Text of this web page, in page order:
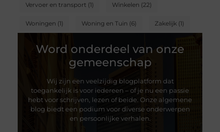
Vervoer en transport (1) Winkelen (22)
Woningen (1) Woning en Tuin (6) Zakelijk (1)
Word onderdeel van onze
gemeenschap
Wij zijn een veelzijdig blogplatform dat
toegankelijk is voor iedereen – of je nu een passie
hebt voor schrijven, lezen of beide. Onze algemene
blog biedt een podium voor diverse onderwerpen
en persoonlijke verhalen.